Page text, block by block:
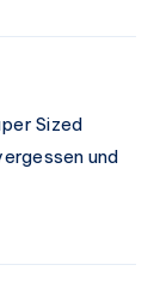
Sized
und